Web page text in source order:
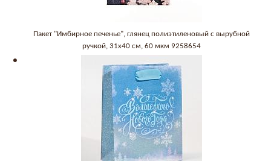
Пакет "Имбирное печенье", глянец полиэтиленовый с вырубной
ручкой, 31х40 см, 60 мкм 9258654